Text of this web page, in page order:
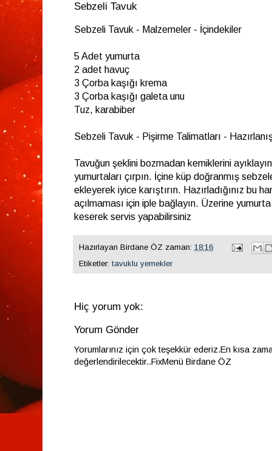
Sebzeli Tavuk
Sebzeli Tavuk - Malzemeler - İçindekiler
5 Adet yumurta
2 adet havuç
3 Çorba kaşığı krema
3 Çorba kaşığı galeta unu
Tuz, karabiber
Sebzeli Tavuk - Pişirme Talimatları -
Tavuğun şeklini bozmadan kemiklerini
yumurtaları çırpın. İçine küp doğranmış
ekleyerek iyice karıştırın. Hazırladığınız bu
açılmaması için iple bağlayın. Üzerine
keserek servis yapabilirsiniz
Hazırlayan Birdane ÖZ zaman: 18:16
Etiketler: tavuklu yemekler
Hiç yorum yok:
Yorum Gönder
Yorumlarınız için çok teşekkür ederiz.En kısa
değerlendirilecektir..FixMenü Birdane ÖZ